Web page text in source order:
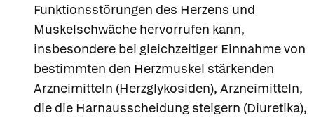
Funktionsstörungen des Herzens und
Muskelschwäche hervorrufen kann,
insbesondere bei gleichzeitiger Einnahme von
bestimmten den Herzmuskel stärkenden
Arzneimitteln (Herzglykosiden), Arzneimitteln,
die die Harnausscheidung steigern (Diuretika),